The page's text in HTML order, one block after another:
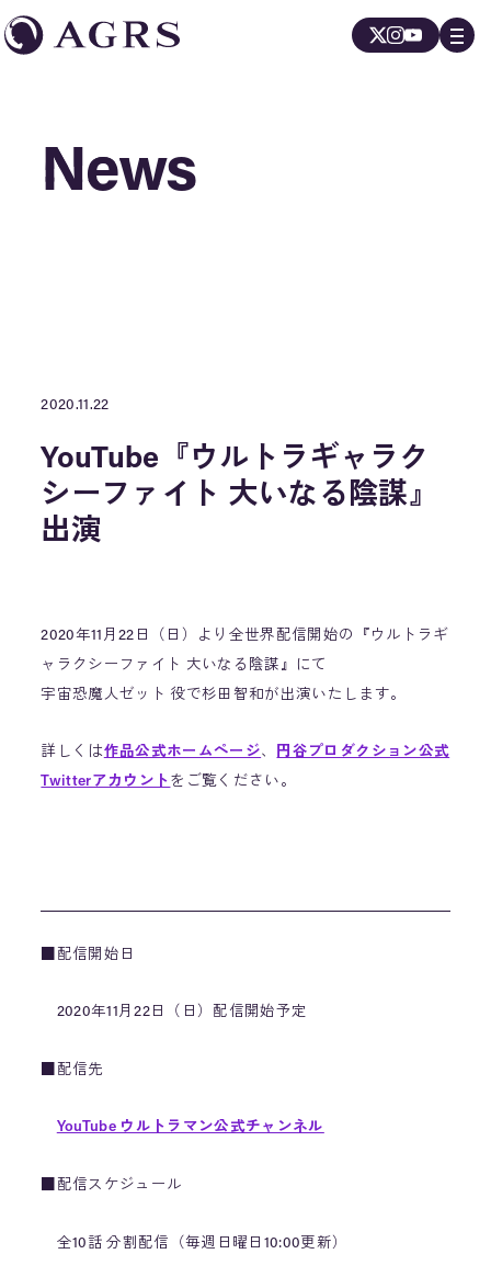
News
News
2020.11.22
YouTube『ウルトラギャラク
シーファイト 大いなる陰謀』
出演
2020年11月22日（日）より全世界配信開始の『ウルトラギ
ャラクシーファイト 大いなる陰謀』にて
宇宙恐魔人ゼット 役で杉田智和が出演いたします。
詳しくは作品公式ホームページ、 円谷プロダクション公式
Twitterアカウント をご覧ください。
■配信開始日
2020年11月22日（日）配信開始予定
■配信先
YouTube ウルトラマン公式チャンネル
■配信スケジュール
全10話 分割配信（毎週日曜日10:00更新）